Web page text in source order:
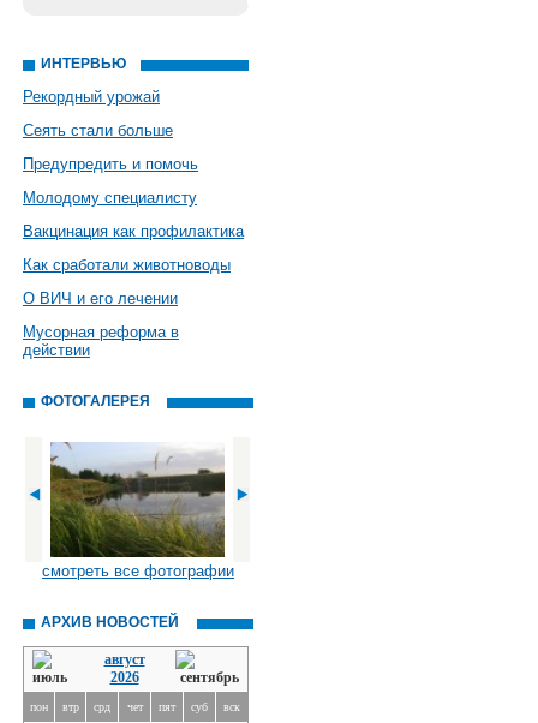
ИНТЕРВЬЮ
Рекордный урожай
Сеять стали больше
Предупредить и помочь
Молодому специалисту
Вакцинация как профилактика
Как сработали животноводы
О ВИЧ и его лечении
Мусорная реформа в
действии
ФОТОГАЛЕРЕЯ
смотреть все фотографии
АРХИВ НОВОСТЕЙ
август
2026
пон втр срд чет пят суб вск